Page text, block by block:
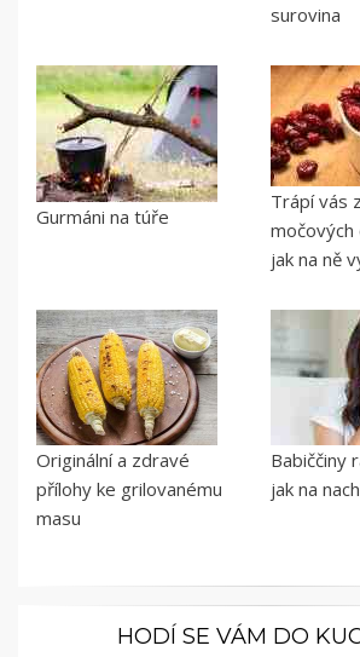
surovina
Gurmáni na túře
Trápí vás
močových
jak na ně
Originální a zdravé
přílohy ke grilovanému
masu
Babiččiny
jak na
HODÍ SE VÁM DO